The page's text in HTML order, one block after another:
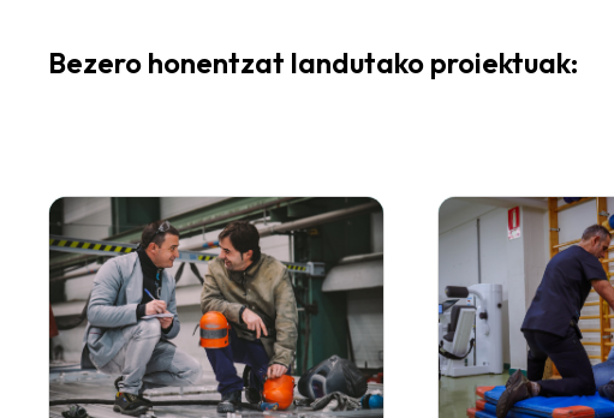
Bezero honentzat landutako proiektuak: